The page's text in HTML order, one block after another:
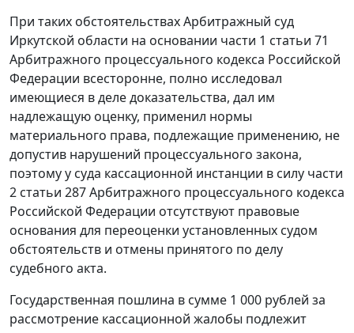
При таких обстоятельствах Арбитражный суд
Иркутской области на основании части 1 статьи 71
Арбитражного процессуального кодекса Российской
Федерации всесторонне, полно исследовал
имеющиеся в деле доказательства, дал им
надлежащую оценку, применил нормы
материального права, подлежащие применению, не
допустив нарушений процессуального закона,
поэтому у суда кассационной инстанции в силу части
2 статьи 287Арбитражного процессуального кодекса
Российской Федерации отсутствуют правовые
основания для переоценки установленных судом
обстоятельств и отмены принятого по делу
судебного акта.
Государственная пошлина в сумме 1 000 рублей за
рассмотрение кассационной жалобы подлежит